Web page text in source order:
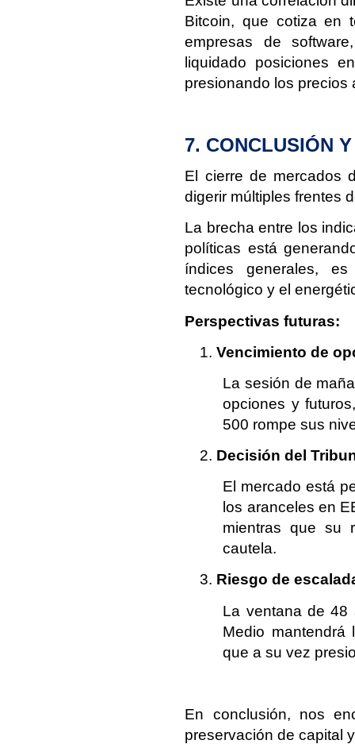
Bitcoin, que cotiza en
empresas de
liquidado posiciones
presionando los precios
7. CONCLUSIÓN
El cierre de mercados
digerir múltiples frentes
La brecha entre los
políticas está
índices generales,
tecnológico y el
Perspectivas futuras:
Vencimiento de
La sesión de
opciones y
500 rompe sus
Decisión del
El mercado está
los aranceles en
mientras que su
cautela.
Riesgo de
La ventana de 48
Medio
que a su vez
En conclusión, nos
preservación de capital